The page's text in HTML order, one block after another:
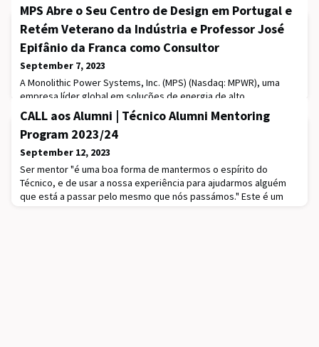
MPS Abre o Seu Centro de Design em Portugal e
Retém Veterano da Indústria e Professor José
Epifânio da Franca como Consultor
September 7, 2023
A Monolithic Power Systems, Inc. (MPS) (Nasdaq: MPWR), uma
empresa líder global em soluções de energia de alto
desempenho, anunciou a abertura do seu centro de design
no Porto, em Portugal. O centro de design apoiará o crescimento
contínuo da MPS em termos de soluções de energia de ponta
para centros de dados, veículos elétricos, energia solar,
armazenamento de energia em baterias, robótica, infra
CALL aos Alumni | Técnico Alumni Mentoring
Program 2023/24
September 12, 2023
Ser mentor "é uma boa forma de mantermos o espírito do
Técnico, e de usar a nossa experiência para ajudarmos alguém
que está a passar pelo mesmo que nós passámos." Este é um